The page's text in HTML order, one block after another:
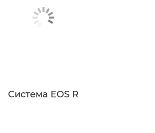
Система EOS R